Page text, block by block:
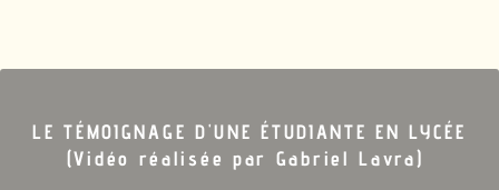
LETÉMOIGNAGE D'UNEÉTUDIANTE ENLYCÉE
(Vidéo réalisée par Gabriel Lavra)